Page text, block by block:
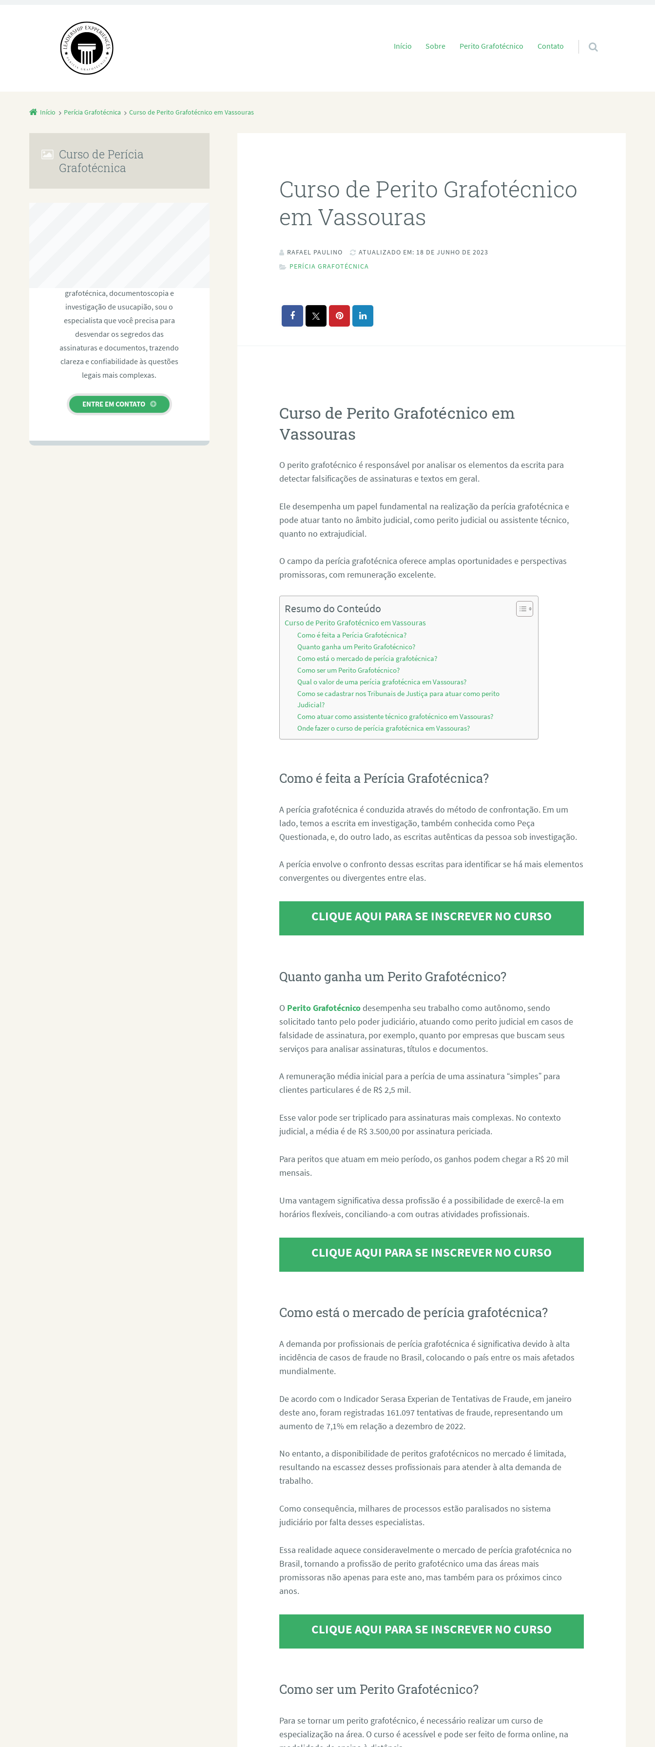
Pular para o conteúdo
Início Sobre Perito Grafotécnico Contato
Início Perícia Grafotécnica Curso de Perito Grafotécnico em Vassouras
Curso de Perito Grafotécnico
em Vassouras
RAFAEL PAULINO
ATUALIZADO EM: 18 DE JUNHO DE 2023
PERÍCIA GRAFOTÉCNICA
Curso de Perito Grafotécnico em
Vassouras
O perito grafotécnico é responsável por analisar os elementos da escrita para
detectar falsificações de assinaturas e textos em geral.
Ele desempenha um papel fundamental na realização da perícia grafotécnica e
pode atuar tanto no âmbito judicial, como perito judicial ou assistente técnico,
quanto no extrajudicial.
O campo da perícia grafotécnica oferece amplas oportunidades e perspectivas
promissoras, com remuneração excelente.
Resumo do Conteúdo
Curso de Perito Grafotécnico em Vassouras
Como é feita a Perícia Grafotécnica?
Quanto ganha um Perito Grafotécnico?
Como está o mercado de perícia grafotécnica?
Como ser um Perito Grafotécnico?
Qual o valor de uma perícia grafotécnica em Vassouras?
Como se cadastrar nos Tribunais de Justiça para atuar como perito
Judicial?
Como atuar como assistente técnico grafotécnico em Vassouras?
Onde fazer o curso de perícia grafotécnica em Vassouras?
Como é feita a Perícia Grafotécnica?
A perícia grafotécnica é conduzida através do método de confrontação. Em um
lado, temos a escrita em investigação, também conhecida como Peça
Questionada, e, do outro lado, as escritas autênticas da pessoa sob investigação.
A perícia envolve o confronto dessas escritas para identificar se há mais elementos
convergentes ou divergentes entre elas.
CLIQUE AQUI PARA SE INSCREVER NO CURSO
Quanto ganha um Perito Grafotécnico?
O Perito Grafotécnico desempenha seu trabalho como autônomo, sendo
solicitado tanto pelo poder judiciário, atuando como perito judicial em casos de
falsidade de assinatura, por exemplo, quanto por empresas que buscam seus
serviços para analisar assinaturas, títulos e documentos.
A remuneração média inicial para a perícia de uma assinatura “simples” para
clientes particulares é de R$ 2,5 mil.
Esse valor pode ser triplicado para assinaturas mais complexas. No contexto
judicial, a média é de R$ 3.500,00 por assinatura periciada.
Para peritos que atuam em meio período, os ganhos podem chegar a R$ 20 mil
mensais.
Uma vantagem significativa dessa profissão é a possibilidade de exercê-la em
horários flexíveis, conciliando-a com outras atividades profissionais.
CLIQUE AQUI PARA SE INSCREVER NO CURSO
Como está o mercado de perícia grafotécnica?
A demanda por profissionais de perícia grafotécnica é significativa devido à alta
incidência de casos de fraude no Brasil, colocando o país entre os mais afetados
mundialmente.
De acordo com o Indicador Serasa Experian de Tentativas de Fraude, em janeiro
deste ano, foram registradas 161.097 tentativas de fraude, representando um
aumento de 7,1% em relação a dezembro de 2022.
No entanto, a disponibilidade de peritos grafotécnicos no mercado é limitada,
resultando na escassez desses profissionais para atender à alta demanda de
trabalho.
Como consequência, milhares de processos estão paralisados no sistema
judiciário por falta desses especialistas.
Essa realidade aquece consideravelmente o mercado de perícia grafotécnica no
Brasil, tornando a profissão de perito grafotécnico uma das áreas mais
promissoras não apenas para este ano, mas também para os próximos cinco
anos.
CLIQUE AQUI PARA SE INSCREVER NO CURSO
Como ser um Perito Grafotécnico?
Para se tornar um perito grafotécnico, é necessário realizar um curso de
especialização na área. O curso é acessível e pode ser feito de forma online, na
Curso de Perícia
Grafotécnica
grafotécnica, documentoscopia e
investigação de usucapião, sou o
especialista que você precisa para
desvendar os segredos das
assinaturas e documentos, trazendo
clareza e confiabilidade às questões
legais mais complexas.
ENTRE EM CONTATO